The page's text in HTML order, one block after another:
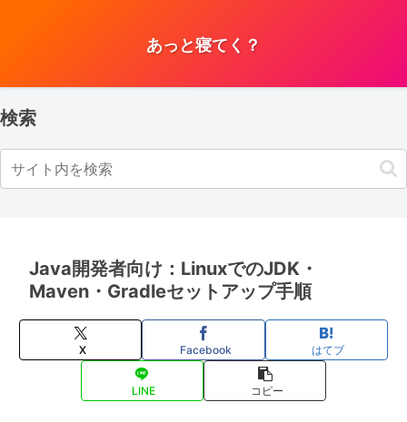
あっと寝てく？
検索
Java開発者向け：LinuxでのJDK・
Maven・Gradleセットアップ手順
X Facebook はてブ
LINE コピー